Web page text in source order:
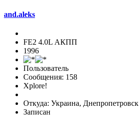
and.aleks
FE2 4.0L АКПП
1996
Пользователь
Сообщения: 158
Xplore!
Откуда: Украина, Днепропетровск
Записан